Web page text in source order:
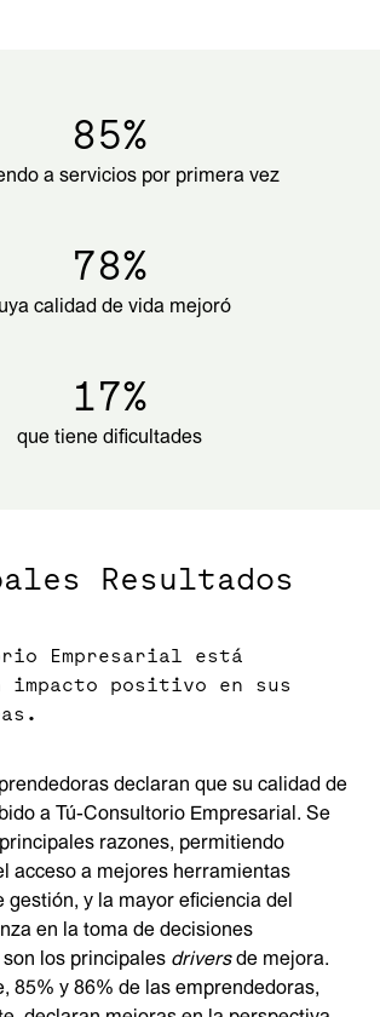
85%
a servicios por primera vez
78%
calidad de vida mejoró
17%
que tiene dificultades
Resultados
Empresarial está
impacto positivo en sus
declaran que su calidad de
a Tú-Consultorio Empresarial. Se
razones, permitiendo
acceso a mejores herramientas
gestión, y la mayor eficiencia del
en la toma de decisiones
los principales driversde mejora.
85% y 86% de las emprendedoras,